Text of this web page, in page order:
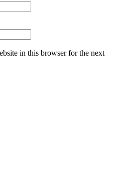
in this browser for the next